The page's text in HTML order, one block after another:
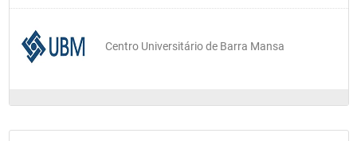
Centro Universitário de Barra Mansa